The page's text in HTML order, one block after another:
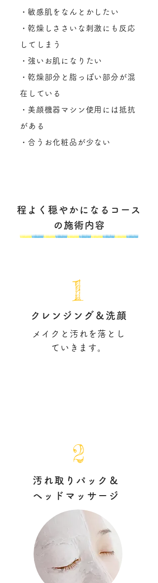
​・敏感肌をなんとかしたい
​・乾燥しささいな刺激にも反応
してしまう
​・強いお肌になりたい
​・乾燥部分と脂っぽい部分が混
在している
​・美顔機器マシン使用には抵抗
がある
​・合うお化粧品が少ない
程よく穏やかになるコース
の施術内容
1
​クレンジング ＆洗顔
メイクと汚れを落とし
ていきます。
2
汚れ取りパック＆
ヘッドマッサージ